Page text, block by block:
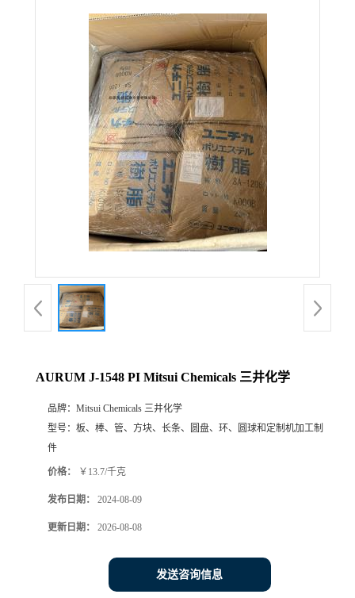
AURUM J-1548 PI Mitsui Chemicals 三井化学
品牌： Mitsui Chemicals 三井化学
型号： 板、棒、管、方块、长条、圆盘、环、圆球和定制机加工制
件
价格： ￥13.7/千克
发布日期： 2024-08-09
更新日期： 2026-08-08
发送咨询信息